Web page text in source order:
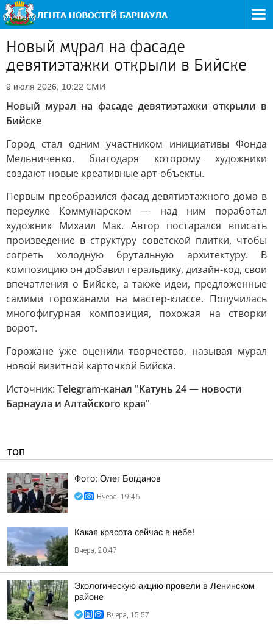
Новый мурал на фасаде
девятиэтажки открыли в Бийске
9 июля 2026, 10:22 СМИ
Новый мурал на фасаде девятиэтажки открыли в
Бийске
Город стал одним участником инициативы Фонда
Мельниченко, благодаря которому художники
создают новые креативные арт-объекты.
Первым преобразился фасад девятиэтажного дома в
переулке Коммунарском — над ним поработал
художник Михаил Мак. Автор постарался вписать
произведение в структуру советской плитки, чтобы
согреть холодную брутальную архитектуру. В
композицию он добавил геральдику, дизайн-код, свои
впечатления о Бийске, а также идеи, предложенные
самими горожанами на мастер-классе. Получилась
многофигурная композиция, похожая на створки
ворот.
Горожане уже оценили творчество, называя мурал
новой визитной карточкой Бийска.
Источник: Telegram-канал "Катунь 24 — новости
Барнаула и Алтайского края"
ТОП
Фото: Олег Богданов
Вчера, 19:46
Какая красота сейчас в небе!
Вчера, 20:47
Экологическую акцию провели в Ленинском
районе
Вчера, 15:57